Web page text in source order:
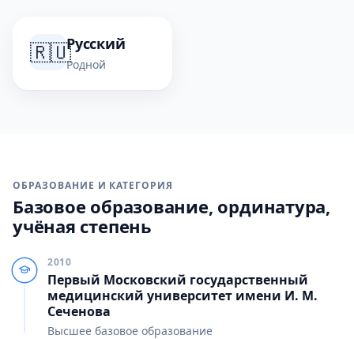
🇷🇺Русский
Родной
ОБРАЗОВАНИЕ И КАТЕГОРИЯ
Базовое образование, ординатура,
учёная степень
2010
Первый Московский государственный
медицинский университет имени И. М.
Сеченова
Высшее базовое образование